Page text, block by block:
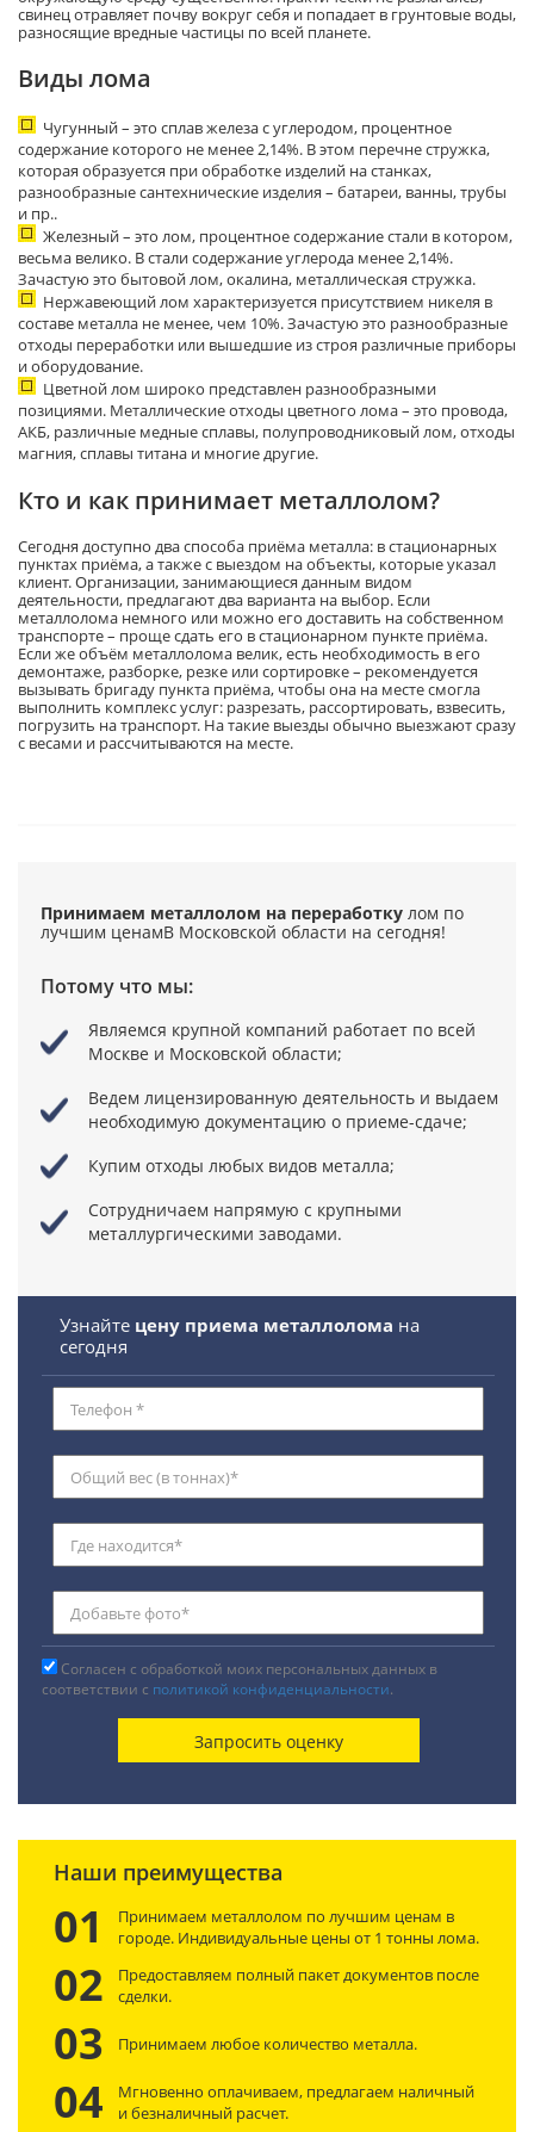
свинец отравляет почву вокруг себя и попадает в грунтовые воды,
разносящие вредные частицы по всей планете.
Виды лома
Чугунный – это сплав железа с углеродом, процентное
содержание которого не менее 2,14%. В этом перечне стружка,
которая образуется при обработке изделий на станках,
разнообразные сантехнические изделия – батареи, ванны, трубы
и пр..
Железный – это лом, процентное содержание стали в котором,
весьма велико. В стали содержание углерода менее 2,14%.
Зачастую это бытовой лом, окалина, металлическая стружка.
Нержавеющий лом характеризуется присутствием никеля в
составе металла не менее, чем 10%. Зачастую это разнообразные
отходы переработки или вышедшие из строя различные приборы
и оборудование.
Цветной лом широко представлен разнообразными
позициями. Металлические отходы цветного лома – это провода,
АКБ, различные медные сплавы, полупроводниковый лом, отходы
магния, сплавы титана и многие другие.
Кто и как принимает металлолом?
Сегодня доступно два способа приёма металла: в стационарных
пунктах приёма, а также с выездом на объекты, которые указал
клиент. Организации, занимающиеся данным видом
деятельности, предлагают два варианта на выбор. Если
металлолома немного или можно его доставить на собственном
транспорте – проще сдать его в стационарном пункте приёма.
Если же объём металлолома велик, есть необходимость в его
демонтаже, разборке, резке или сортировке – рекомендуется
вызывать бригаду пункта приёма, чтобы она на месте смогла
выполнить комплекс услуг: разрезать, рассортировать, взвесить,
погрузить на транспорт. На такие выезды обычно выезжают сразу
с весами и рассчитываются на месте.
Принимаем металлолом на переработку лом по
лучшим ценамВ Московской области на сегодня!
Потому что мы:
Являемся крупной компаний работает по всей
Москве и Московской области;
Ведем лицензированную деятельность и выдаем
необходимую документацию о приеме-сдаче;
Купим отходы любых видов металла;
Сотрудничаем напрямую с крупными
металлургическими заводами.
Узнайте цену приема металлолома на
сегодня
Согласен с обработкой моих персональных данных в
соответствии с политикой конфиденциальности.
Наши преимущества
01
Принимаем металлолом по лучшим ценам в
городе. Индивидуальные цены от 1 тонны лома.
02
Предоставляем полный пакет документов после
сделки.
03 Принимаем любое количество металла.
04
Мгновенно оплачиваем, предлагаем наличный
и безналичный расчет.